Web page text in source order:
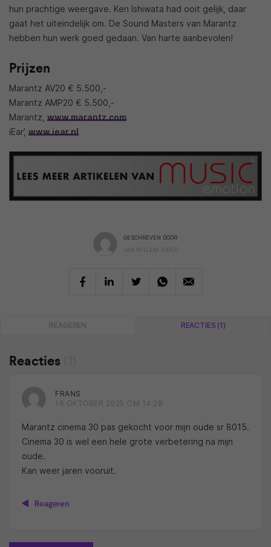
hun prachtige weergave. Ken Ishiwata had ooit gelijk, daar
gaat het uiteindelijk om. De Sound Masters van Marantz
hebben hun werk goed gedaan. Van harte aanbevolen!
Prijzen
Marantz AV20 € 5.500,-
Marantz AMP20 € 5.500,-
Marantz, www.marantz.com
iEar’, www.iear.nl
GESCHREVEN DOOR
JAN WILLEM VOOGD
REAGEREN REACTIES (1)
Reacties
FRANS
16 OKTOBER 2025 OM 14:28
Marantz cinema 30 pas gekocht voor mijn oude sr 8015.
Cinema 30 is wel een hele grote verbetering na mijn
oude.
Kan weer jaren vooruit.
Reageren